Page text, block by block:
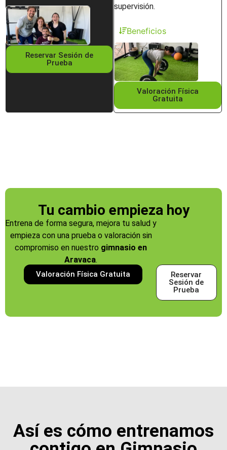
Reservar Sesión de
Prueba
supervisión.
Beneficios
Valoración Física
Gratuita
Tu cambio empieza hoy
Entrena de forma segura, mejora tu salud y
empieza con una prueba o valoración sin
compromiso en nuestro gimnasio en
Aravaca.
Valoración Física Gratuita
Reservar
Sesión de
Prueba
Así es cómo entrenamos